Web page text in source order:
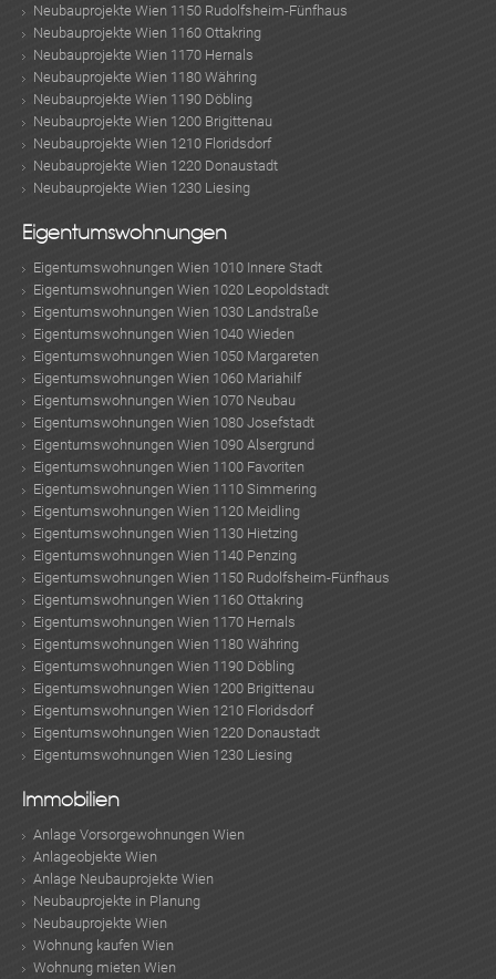
Neubauprojekte Wien 1150 Rudolfsheim-Fünfhaus
Neubauprojekte Wien 1160 Ottakring
Neubauprojekte Wien 1170 Hernals
Neubauprojekte Wien 1180 Währing
Neubauprojekte Wien 1190 Döbling
Neubauprojekte Wien 1200 Brigittenau
Neubauprojekte Wien 1210 Floridsdorf
Neubauprojekte Wien 1220 Donaustadt
Neubauprojekte Wien 1230 Liesing
Eigentumswohnungen
Eigentumswohnungen Wien 1010 Innere Stadt
Eigentumswohnungen Wien 1020 Leopoldstadt
Eigentumswohnungen Wien 1030 Landstraße
Eigentumswohnungen Wien 1040 Wieden
Eigentumswohnungen Wien 1050 Margareten
Eigentumswohnungen Wien 1060 Mariahilf
Eigentumswohnungen Wien 1070 Neubau
Eigentumswohnungen Wien 1080 Josefstadt
Eigentumswohnungen Wien 1090 Alsergrund
Eigentumswohnungen Wien 1100 Favoriten
Eigentumswohnungen Wien 1110 Simmering
Eigentumswohnungen Wien 1120 Meidling
Eigentumswohnungen Wien 1130 Hietzing
Eigentumswohnungen Wien 1140 Penzing
Eigentumswohnungen Wien 1150 Rudolfsheim-Fünfhaus
Eigentumswohnungen Wien 1160 Ottakring
Eigentumswohnungen Wien 1170 Hernals
Eigentumswohnungen Wien 1180 Währing
Eigentumswohnungen Wien 1190 Döbling
Eigentumswohnungen Wien 1200 Brigittenau
Eigentumswohnungen Wien 1210 Floridsdorf
Eigentumswohnungen Wien 1220 Donaustadt
Eigentumswohnungen Wien 1230 Liesing
Immobilien
Anlage Vorsorgewohnungen Wien
Anlageobjekte Wien
Anlage Neubauprojekte Wien
Neubauprojekte in Planung
Neubauprojekte Wien
Wohnung kaufen Wien
Wohnung mieten Wien